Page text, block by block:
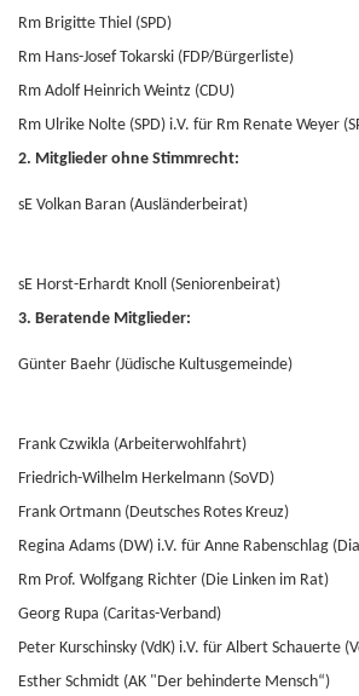
Rm Brigitte Thiel (SPD)
Rm Hans-Josef Tokarski (FDP/Bürgerliste)
Rm Adolf Heinrich Weintz (CDU)
Rm Ulrike Nolte (SPD) i.V. für Rm Renate Weyer
2. Mitglieder ohne Stimmrecht:
sE Volkan Baran (Ausländerbeirat)
sE Horst-Erhardt Knoll (Seniorenbeirat)
3. Beratende Mitglieder:
Günter Baehr (Jüdische Kultusgemeinde)
Frank Czwikla (Arbeiterwohlfahrt)
Friedrich-Wilhelm Herkelmann (SoVD)
Frank Ortmann (Deutsches Rotes Kreuz)
Regina Adams (DW) i.V. für Anne Rabenschlag
Rm Prof. Wolfgang Richter (Die Linken im Rat)
Georg Rupa (Caritas-Verband)
Peter Kurschinsky (VdK) i.V. für Albert Schauerte
Esther Schmidt (AK "Der behinderte Mensch“)